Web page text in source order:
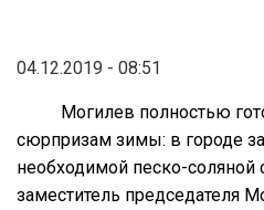
04.12.2019 - 08:51
Могилев полностью
сюрпризам зимы: в городе
необходимой песко-соляной
заместитель председателя